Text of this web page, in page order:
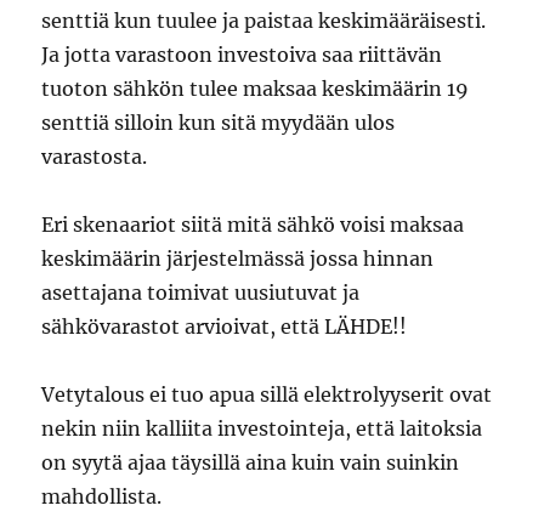
senttiä kun tuulee ja paistaa keskimääräisesti.
Ja jotta varastoon investoiva saa riittävän
tuoton sähkön tulee maksaa keskimäärin 19
senttiä silloin kun sitä myydään ulos
varastosta.
Eri skenaariot siitä mitä sähkö voisi maksaa
keskimäärin järjestelmässä jossa hinnan
asettajana toimivat uusiutuvat ja
sähkövarastot arvioivat, että LÄHDE!!
Vetytalous ei tuo apua sillä elektrolyyserit ovat
nekin niin kalliita investointeja, että laitoksia
on syytä ajaa täysillä aina kuin vain suinkin
mahdollista.